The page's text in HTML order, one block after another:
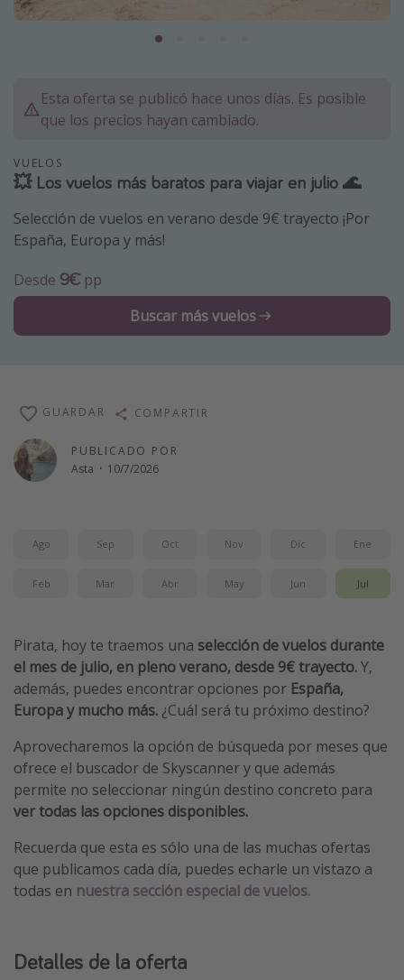
Marruecos
Tailandia
Albania
Inspiración para viajes
Camping
Glamping
Viajar sola como mujer
Vacaciones de Playa
Viajes para singles
Escapadas románticas
Más temas
Guía de equipaje de mano
Parques de atracciones
Viaja con musicales
El Rey León el musical
Harry Potter en Londres y otros destinos
Eventos deportivos
Esta oferta se publicó hace unos días. Es posible
que los precios hayan cambiado.
VUELOS
💥 Los vuelos más baratos para viajar en julio 🌊
Selección de vuelos en verano desde 9€ trayecto ¡Por
España, Europa y más!
Desde 9€ pp
Buscar más vuelos
PUBLICADO POR
Asta · 10/7/2026
GUARDAR COMPARTIR
Ago Sep Oct Nov Dic Ene
Feb Mar Abr May Jun Jul
Pirata, hoy te traemos una selección de vuelos durante
el mes de julio, en pleno verano, desde 9€ trayecto.Y,
además, puedes encontrar opciones por España,
Europa y mucho más. ¿Cuál será tu próximo destino?
Aprovecharemos la opción de búsqueda por meses que
ofrece el buscador de Skyscanner y que además
permite no seleccionar ningún destino concreto para
ver todas las opciones disponibles.
Recuerda que esta es sólo una de las muchas ofertas
que publicamos cada día, puedes echarle un vistazo a
todas en nuestra sección especial de vuelos.
Detalles de la oferta